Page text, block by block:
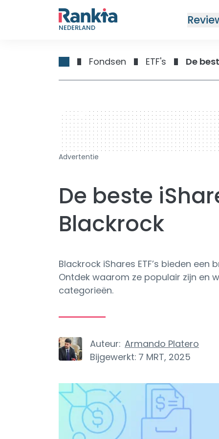
NEDERLAND
Fondsen ETF's De
728 x 90
Advertentie
De beste
Blackrock
Blackrock iShares ETF’s bieden
Ontdek waarom ze populair zijn en
categorieën.
Auteur: Armando Platero
Bijgewerkt: 7 MRT, 2025